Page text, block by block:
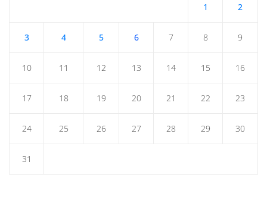
1 2
3 4 5 6 7 8 9
10 11 12 13 14 15 16
17 18 19 20 21 22 23
24 25 26 27 28 29 30
31